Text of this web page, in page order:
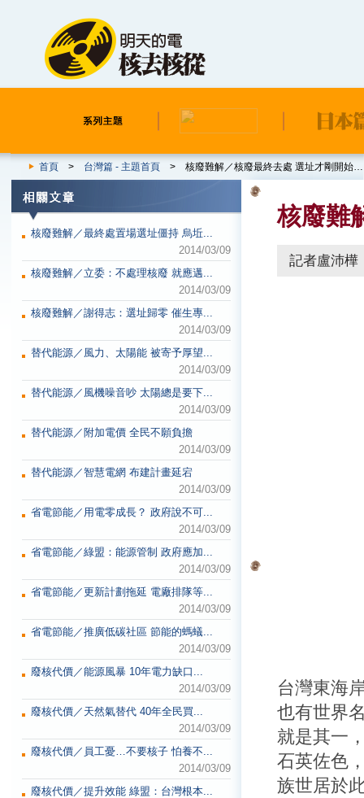
首頁> 台灣篇 - 主題首頁> 核廢難解／核廢最終去處 選址才剛開始…
核廢難解／最終處置場選址僵持 烏坵...
2014/03/09
核廢難解／立委：不處理核廢 就應邁...
2014/03/09
核廢難解／謝得志：選址歸零 催生專...
2014/03/09
替代能源／風力、太陽能 被寄予厚望...
2014/03/09
替代能源／風機噪音吵 太陽總是要下...
2014/03/09
替代能源／附加電價 全民不願負擔
2014/03/09
替代能源／智慧電網 布建計畫延宕
2014/03/09
省電節能／用電零成長？ 政府說不可...
2014/03/09
省電節能／綠盟：能源管制 政府應加...
2014/03/09
省電節能／更新計劃拖延 電廠排隊等...
2014/03/09
省電節能／推廣低碳社區 節能的螞蟻...
2014/03/09
廢核代價／能源風暴 10年電力缺口...
2014/03/09
廢核代價／天然氣替代 40年全民買...
2014/03/09
廢核代價／員工憂…不要核子 怕養不...
2014/03/09
廢核代價／提升效能 綠盟：台灣根本...
核廢難
記者盧沛樺
台灣東海
也有世界
就是其一
石英佐色
族世居於